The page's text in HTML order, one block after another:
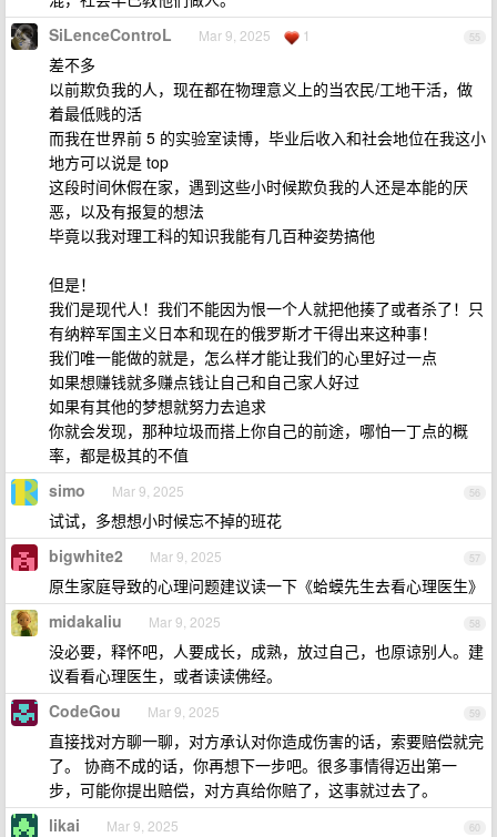
55
SiLenceControL Mar 9, 2025 1
差不多
以前欺负我的人，现在都在物理意义上的当农民/工地干活，做
着最低贱的活
而我在世界前 5 的实验室读博，毕业后收入和社会地位在我这小
地方可以说是 top
这段时间休假在家，遇到这些小时候欺负我的人还是本能的厌
恶，以及有报复的想法
毕竟以我对理工科的知识我能有几百种姿势搞他
但是！
我们是现代人！我们不能因为恨一个人就把他揍了或者杀了！只
有纳粹军国主义日本和现在的俄罗斯才干得出来这种事！
我们唯一能做的就是，怎么样才能让我们的心里好过一点
如果想赚钱就多赚点钱让自己和自己家人好过
如果有其他的梦想就努力去追求
你就会发现，那种垃圾而搭上你自己的前途，哪怕一丁点的概
率，都是极其的不值
56
simo Mar 9, 2025
试试，多想想小时候忘不掉的班花
57
bigwhite2 Mar 9, 2025
原生家庭导致的心理问题建议读一下《蛤蟆先生去看心理医生》
58
midakaliu Mar 9, 2025
没必要，释怀吧，人要成长，成熟，放过自己，也原谅别人。建
议看看心理医生，或者读读佛经。
59
CodeGou Mar 9, 2025
直接找对方聊一聊，对方承认对你造成伤害的话，索要赔偿就完
了。 协商不成的话，你再想下一步吧。很多事情得迈出第一
步，可能你提出赔偿，对方真给你赔了，这事就过去了。
60
likai Mar 9, 2025